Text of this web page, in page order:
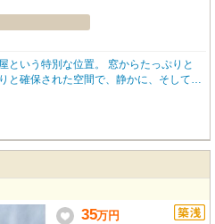
位置。 窓からたっぷりと
と確保された空間で、静かに、そしての
ーキ
は3口
ビングの家族やペットの様子を感じられ
特に冬の暖房はガスが心強く、床暖房
りと暖まる快適さが期待できます。 3
それぞれゆとりある広さで、夫婦の寝
35万円